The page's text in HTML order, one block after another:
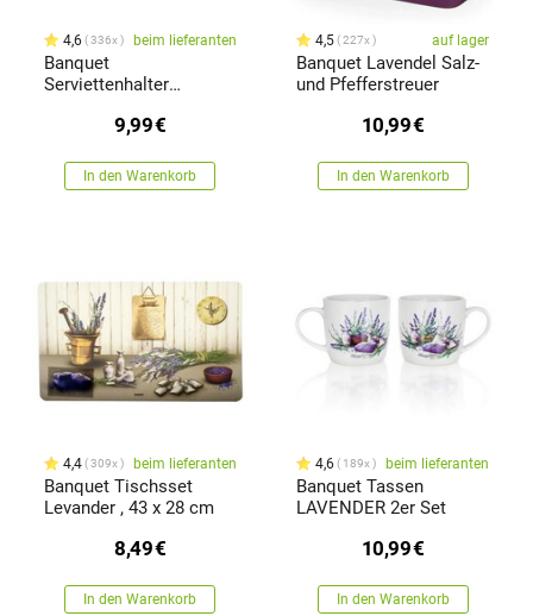
4,6 336x beim lieferanten
Banquet
Serviettenhalter
9,99€
In den Warenkorb
4,5 227x auf lager
Banquet Lavendel Salz-
und Pfefferstreuer
10,99€
In den Warenkorb
4,4 309x beim lieferanten
Banquet Tischsset
Levander , 43 x 28 cm
8,49€
In den Warenkorb
4,6 189x beim lieferanten
Banquet Tassen
LAVENDER 2er Set
10,99€
In den Warenkorb